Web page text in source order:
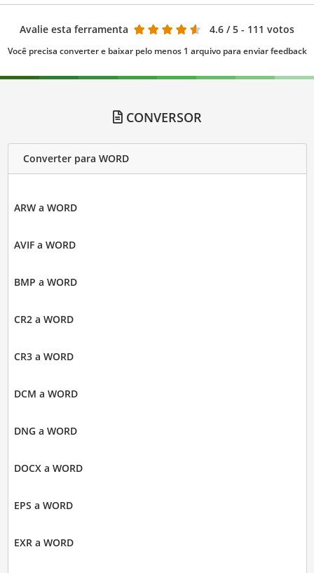
Avalie esta ferramenta 4.6 / 5 - 111 votos
Você precisa converter e baixar pelo menos 1 arquivo para enviar feedback
CONVERSOR
Converter para WORD
ARW a WORD
AVIF a WORD
BMP a WORD
CR2 a WORD
CR3 a WORD
DCM a WORD
DNG a WORD
DOCX a WORD
EPS a WORD
EXR a WORD